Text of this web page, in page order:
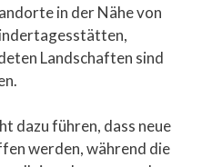
in der Nähe von
Landschaften sind
dazu führen, dass neue
werden, während die